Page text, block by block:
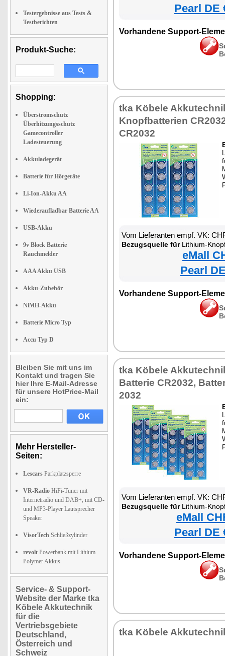
Testergebnisse aus Tests &
Testberichten
Produkt-Suche:
Shopping:
Überstromschutz
Überhitzungsschutz
Gamecontroller
Ladesteuerung
Akkuladegerät
Batterie für Hörgeräte
Li-Ion-Akku AA
Wiederaufladbar Batterie AA
USB-Akku
9v Block Batterie
Rauchmelder
AAA Akku USB
Akku-Zubehör
NiMH-Akku
Batterie Micro Typ
Accu Typ D
Bleiben Sie mit uns im
Kontakt und tragen Sie
hier Ihre E-Mail-Adresse
für unsere HotPrice-Mail
ein:
Mehr Hersteller-
Seiten:
Lescars Parkplatzsperre
VR-Radio HiFi-Tuner mit
Internetradio und DAB+, mit CD-
und MP3-Player Lautsprecher
Speaker
VisorTech Schließzylinder
revolt Powerbank mit Lithium
Polymer Akkus
Service- & Support-
Website der Marke tka
Köbele Akkutechnik
für die
Vertriebsgebiete
Deutschland,
Österreich und
Schweiz
Pearl DE
Vorhandene Support-
tka Köbele
Knopfbatterien
CR2032
Vom Lieferanten empf. VK:
Bezugsquelle fürLithium-
eMall
Pearl
Vorhandene Support-
tka Köbele
Batterie CR2032,
2032
Vom Lieferanten empf. VK:
Bezugsquelle fürLithium-
eMall
Pearl DE
Vorhandene Support-
tka Köbele